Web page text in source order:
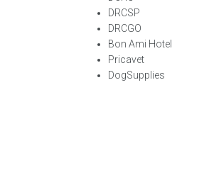
DRCSP
DRCGO
Bon Ami Hotel
Pricavet
DogSupplies